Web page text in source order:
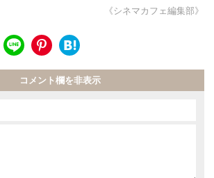
《シネマカフェ編集部》
コメント欄を非表示